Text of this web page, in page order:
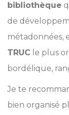
bibliothèque
de
métadonnées,
TRUC le plus
bordélique,
Je te
bien organisé